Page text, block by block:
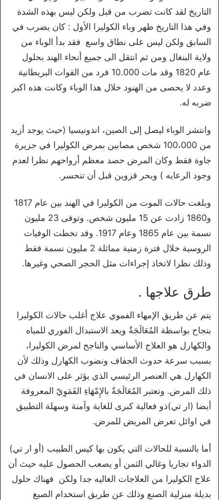
التاريخ لقد كانت تضرب من قبل ولكن ليس بهذه الشدة
وفي هذا التاريخ ظهر وباء الكوليرا الأول : كان يضرب في
السابق ولكن ليس على نطاق واسع فقد بدأ الوباء من
ولاية البنغال ومن ثم انتقل الى جميع أنحاء الهند بحلول
عام 1820 وقد مات 10.000 فرد من القوات البريطانية
وعدد لا يحصى من الهنود خلال هذا الوباء وكانت هذه اكبر
ضربه له.
وانتشر الوباء ليصل إلى الصين، اندونيسيا (حيث يوجد أزيد
من 100،000 شخص مصابين بمرض الكوليرا في جزيرة
جاوة فقط وكان المرض حصد معظم أرواحهم نظرا لعدم
وجود الرعايه ) وبحر قزوين قبل أن تنحسر.
وبلغت حالات الموت من الكوليرا في الهند بين عام 1817
و1860 زادت عن 15 مليون شخص. وتوفى 23 مليون
نسمة بين عام 1865 وعام 1917. وقد تخطت الوفيات
الروسية خلال فترة زمنية مماثلة 2 مليون نسمة فقط
وذلك نظرا لاتخاذ إجراءات مثل الحجر الصحي وغيرها.
طرق علاجها .
يتم عن طريق الإمهاء الفموي علاج أغلب حالات الكوليرا
بنجاح بواسطة المُعَالَجَةٌ ويعد الاستبدال الفوري للمياه
والكهارل هو العلاج الأساسي والناجح لمرض الكوليرا،
بسبب سرعة حدوث الجفاف ونضوب الكهارل وذلك لأن
الكهارل هي العنصر الرئيسي الذي يؤثر على الانسان في
ذلك المرض. وتعتبر المُعَالَجَةٌ بالإِمْهَاءِ الفَمَوِيّ المعروفة
أيضا (ار تي)ذو فعالية كبرى للغاية وآمنة وسهلة التطبيق
في اوائل تعرض المريض للمرض.
أما بالنسبة للحالات التي يكون بها كيس الطبيب (أو ار تي)
الدواء تجاريا وغالي الثمن أو يصعب الحصول عليه حيث أن
علاج الكوليرا من العلاجات الغاليه جدا ولكن فهناك حلول
بديلة منزلية الصنع وذلك عن طريق استخدام الصيغ